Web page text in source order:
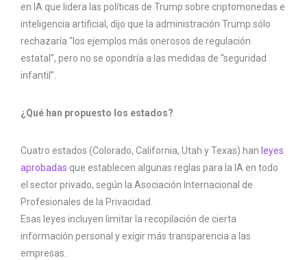
en IA que lidera las políticas de Trump sobre criptomonedas e
inteligencia artificial, dijo que la administración Trump sólo
rechazaría “los ejemplos más onerosos de regulación
estatal”, pero no se opondría a las medidas de “seguridad
infantil”.
¿Qué han propuesto los estados?
Cuatro estados (Colorado, California, Utah y Texas) han leyes
aprobadas que establecen algunas reglas para la IA en todo
el sector privado, según la Asociación Internacional de
Profesionales de la Privacidad.
Esas leyes incluyen limitar la recopilación de cierta
información personal y exigir más transparencia a las
empresas.